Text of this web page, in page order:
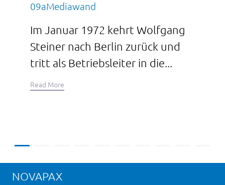
09aMediawand
Im Januar 1972 kehrt Wolfgang
Steiner nach Berlin zurück und
tritt als Betriebsleiter in die...
Read More
NOVAPAX